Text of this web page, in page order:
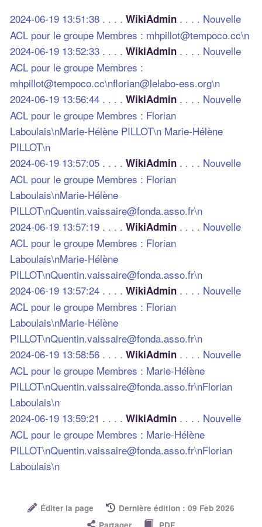
2024-06-19 13:51:38 . . . . WikiAdmin . . . . Nouvelle
ACL pour le groupe Membres : mhpillot@tempoco.cc\n
2024-06-19 13:52:33 . . . . WikiAdmin . . . . Nouvelle
ACL pour le groupe Membres :
mhpillot@tempoco.cc\nflorian@lelabo-ess.org\n
2024-06-19 13:56:44 . . . . WikiAdmin . . . . Nouvelle
ACL pour le groupe Membres : Florian
Laboulais\nMarie-Hélène PILLOT\n Marie-Hélène
PILLOT\n
2024-06-19 13:57:05 . . . . WikiAdmin . . . . Nouvelle
ACL pour le groupe Membres : Florian
Laboulais\nMarie-Hélène
PILLOT\nQuentin.vaissaire@fonda.asso.fr\n
2024-06-19 13:57:19 . . . . WikiAdmin . . . . Nouvelle
ACL pour le groupe Membres : Florian
Laboulais\nMarie-Hélène
PILLOT\nQuentin.vaissaire@fonda.asso.fr\n
2024-06-19 13:57:24 . . . . WikiAdmin . . . . Nouvelle
ACL pour le groupe Membres : Florian
Laboulais\nMarie-Hélène
PILLOT\nQuentin.vaissaire@fonda.asso.fr\n
2024-06-19 13:58:56 . . . . WikiAdmin . . . . Nouvelle
ACL pour le groupe Membres : Marie-Hélène
PILLOT\nQuentin.vaissaire@fonda.asso.fr\nFlorian
Laboulais\n
2024-06-19 13:59:21 . . . . WikiAdmin . . . . Nouvelle
ACL pour le groupe Membres : Marie-Hélène
PILLOT\nQuentin.vaissaire@fonda.asso.fr\nFlorian
Laboulais\n
Éditer la page
Dernière édition : 09 Feb 2026